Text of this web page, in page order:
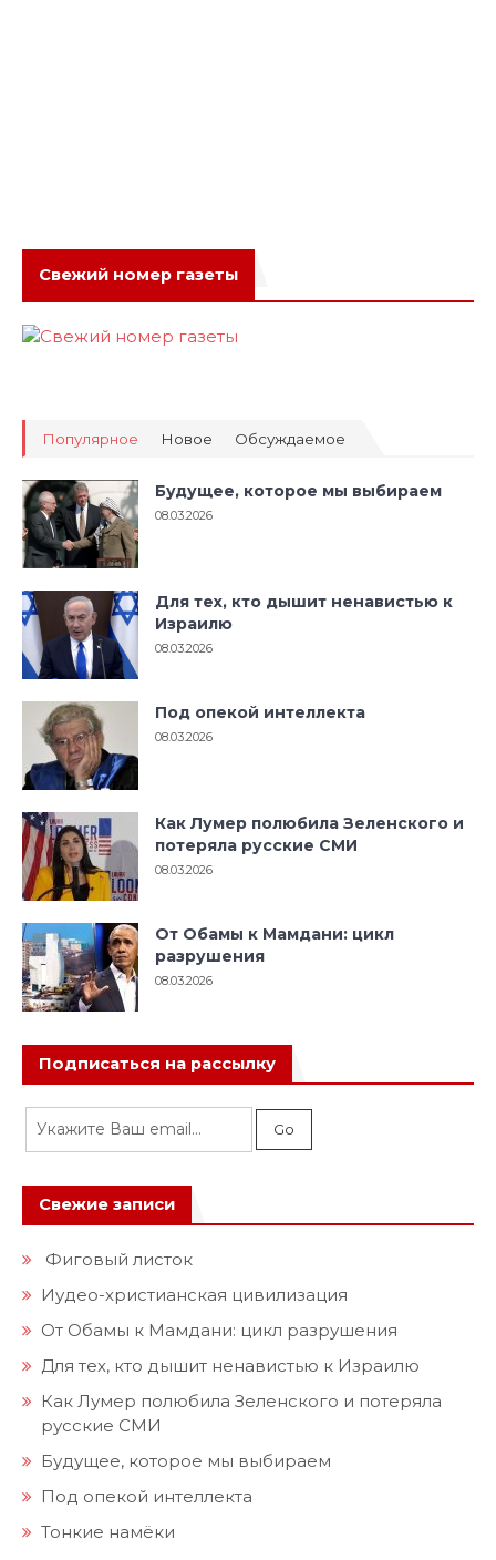
Свежий номер газеты
Популярное Новое Обсуждаемое
Будущее, которое мы выбираем
08.03.2026
Для тех, кто дышит ненавистью к
Израилю
08.03.2026
Под опекой интеллекта
08.03.2026
Как Лумер полюбила Зеленского и
потеряла русские СМИ
08.03.2026
От Обамы к Мамдани: цикл
разрушения
08.03.2026
Подписаться на рассылку
Свежие записи
Фиговый листок
Иудео-христианская цивилизация
От Обамы к Мамдани: цикл разрушения
Для тех, кто дышит ненавистью к Израилю
Как Лумер полюбила Зеленского и потеряла
русские СМИ
Будущее, которое мы выбираем
Под опекой интеллекта
Тонкие намёки